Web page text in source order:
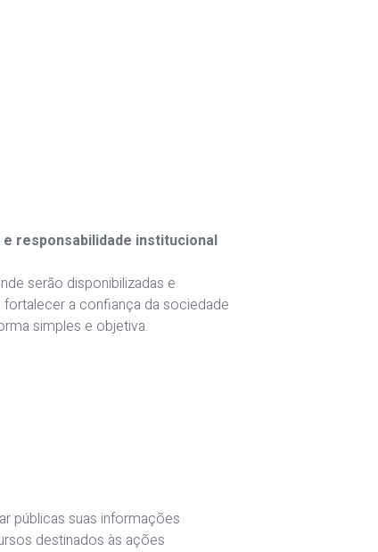
responsabilidade institucional
serão disponibilizadas e
a confiança da sociedade
simples e objetiva.
públicas suas informações
destinados às ações